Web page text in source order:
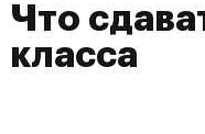
Что
класса